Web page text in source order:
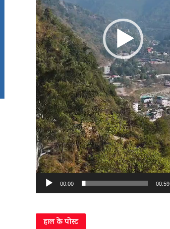
00:00 00:59
हाल के पोस्ट